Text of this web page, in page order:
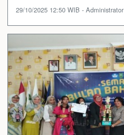
29/10/2025 12:50 WIB - Administrator